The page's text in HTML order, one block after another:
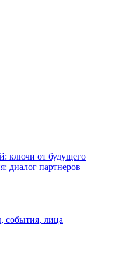
ключи от будущего
диалог партнеров
события, лица